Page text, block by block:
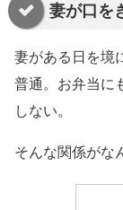
妻が口を
妻がある日を境
普通。お弁当に
しない。
そんな関係がな